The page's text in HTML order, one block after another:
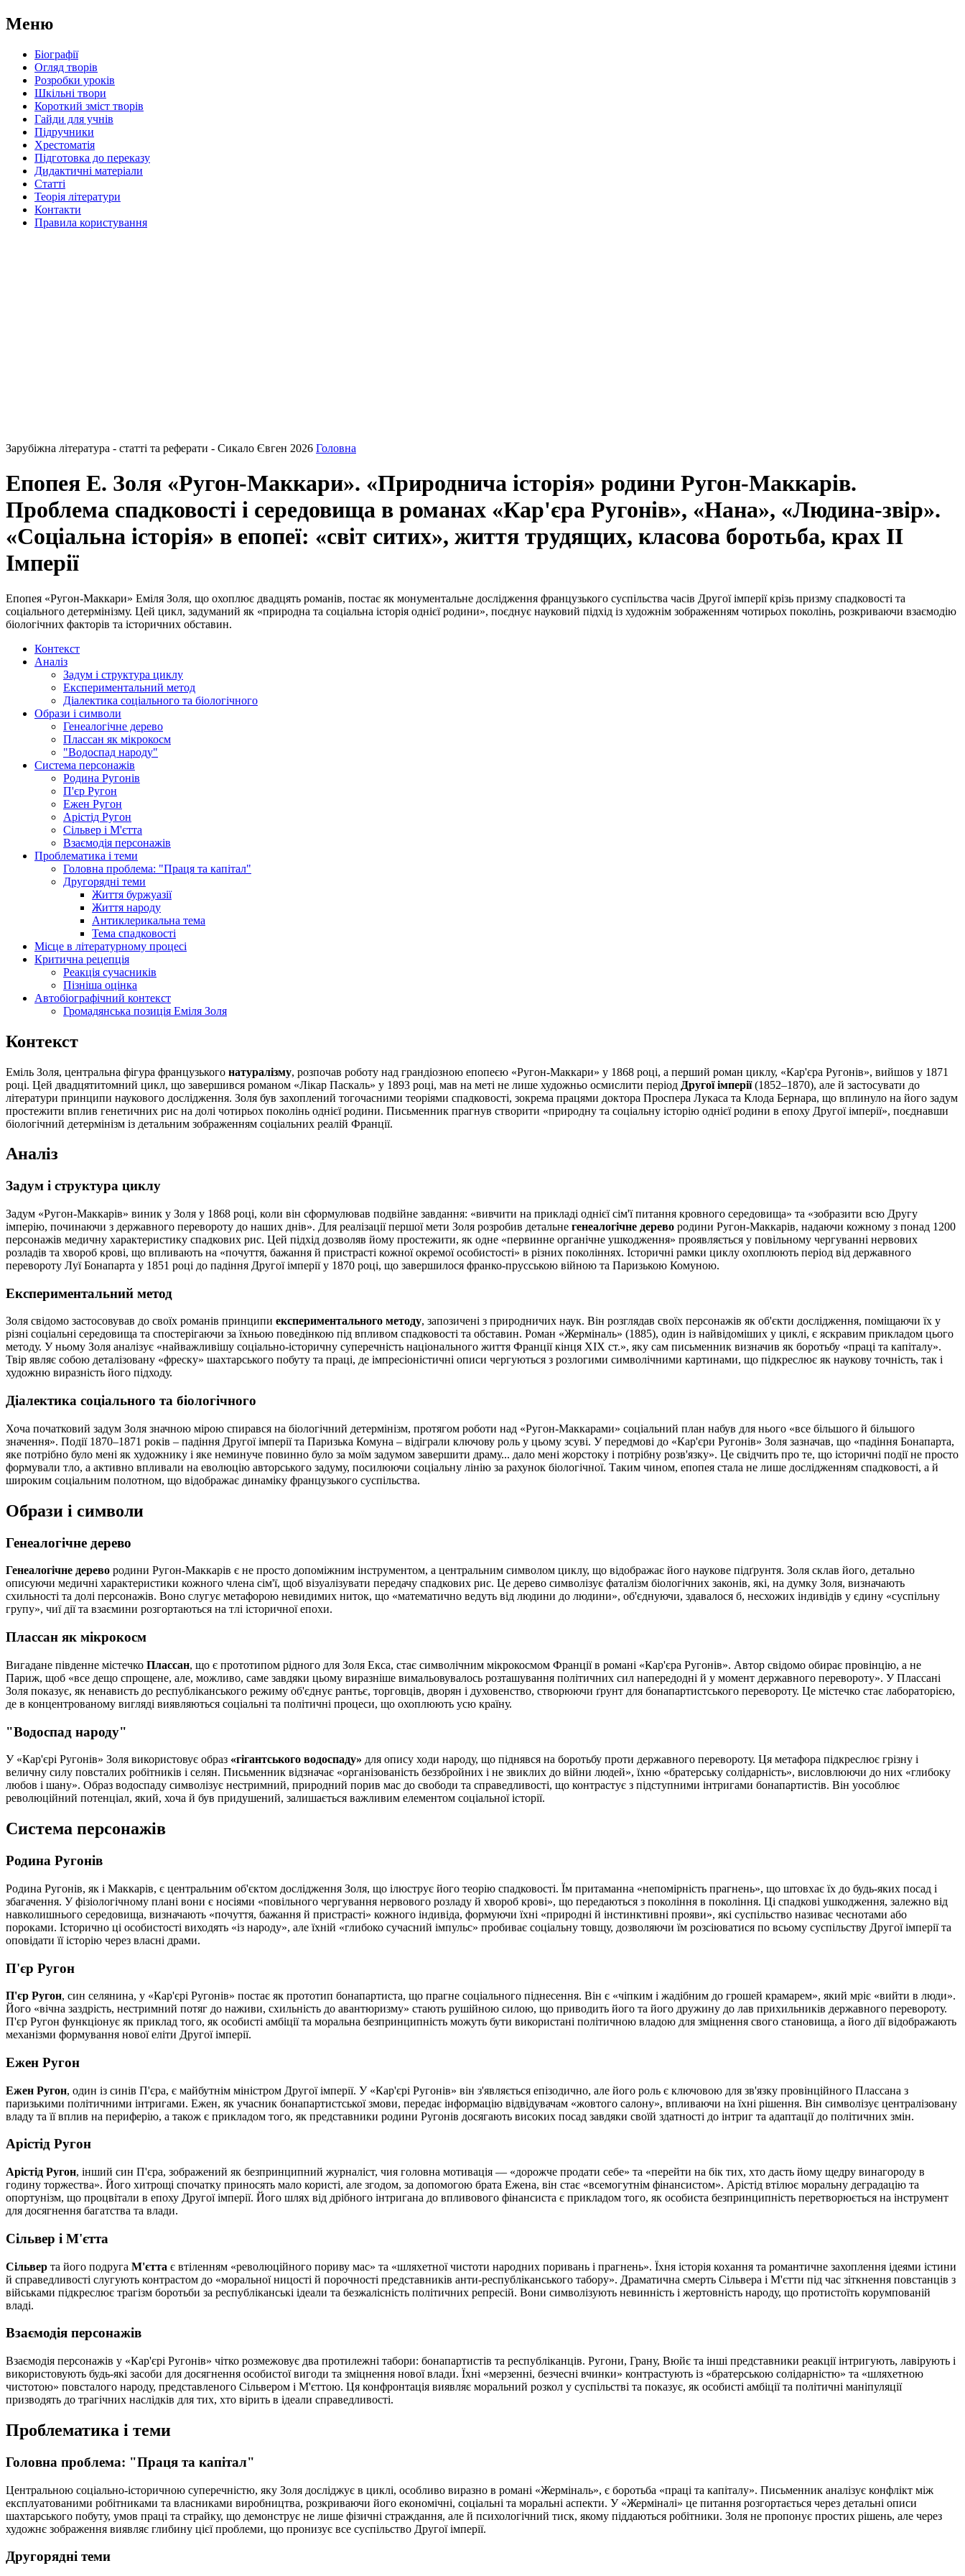
Меню
Біографії
Огляд творів
Розробки уроків
Шкільні твори
Короткий зміст творів
Гайди для учнів
Підручники
Хрестоматія
Підготовка до переказу
Дидактичні матеріали
Статті
Теорія літератури
Контакти
Правила користування
Зарубіжна література - статті та реферати - Сикало Євген 2026 Головна
Епопея Е. Золя «Ругон-Маккари». «Природнича історія» родини Ругон-Маккарів.
Проблема спадковості і середовища в романах «Кар'єра Ругонів», «Нана», «Людина-звір».
«Соціальна історія» в епопеї: «світ ситих», життя трудящих, класова боротьба, крах ІІ
Імперії
Епопея «Ругон-Маккари» Еміля Золя, що охоплює двадцять романів, постає як монументальне дослідження французького суспільства часів Другої імперії крізь призму спадковості та
соціального детермінізму. Цей цикл, задуманий як «природна та соціальна історія однієї родини», поєднує науковий підхід із художнім зображенням чотирьох поколінь, розкриваючи взаємодію
біологічних факторів та історичних обставин.
Контекст
Аналіз
Задум і структура циклу
Експериментальний метод
Діалектика соціального та біологічного
Образи і символи
Генеалогічне дерево
Плассан як мікрокосм
"Водоспад народу"
Система персонажів
Родина Ругонів
П'єр Ругон
Ежен Ругон
Арістід Ругон
Сільвер і М'єтта
Взаємодія персонажів
Проблематика і теми
Головна проблема: "Праця та капітал"
Другорядні теми
Життя буржуазії
Життя народу
Антиклерикальна тема
Тема спадковості
Місце в літературному процесі
Критична рецепція
Реакція сучасників
Пізніша оцінка
Автобіографічний контекст
Громадянська позиція Еміля Золя
Контекст
Еміль Золя, центральна фігура французького натуралізму, розпочав роботу над грандіозною епопеєю «Ругон-Маккари» у 1868 році, а перший роман циклу, «Кар'єра Ругонів», вийшов у 1871
році. Цей двадцятитомний цикл, що завершився романом «Лікар Паскаль» у 1893 році, мав на меті не лише художньо осмислити період Другої імперії(1852–1870), але й застосувати до
літератури принципи наукового дослідження. Золя був захоплений тогочасними теоріями спадковості, зокрема працями доктора Проспера Лукаса та Клода Бернара, що вплинуло на його задум
простежити вплив генетичних рис на долі чотирьох поколінь однієї родини. Письменник прагнув створити «природну та соціальну історію однієї родини в епоху Другої імперії», поєднавши
біологічний детермінізм із детальним зображенням соціальних реалій Франції.
Аналіз
Задум і структура циклу
Задум «Ругон-Маккарів» виник у Золя у 1868 році, коли він сформулював подвійне завдання: «вивчити на прикладі однієї сім'ї питання кровного середовища» та «зобразити всю Другу
імперію, починаючи з державного перевороту до наших днів». Для реалізації першої мети Золя розробив детальне генеалогічне дерево родини Ругон-Маккарів, надаючи кожному з понад 1200
персонажів медичну характеристику спадкових рис. Цей підхід дозволяв йому простежити, як одне «первинне органічне ушкодження» проявляється у повільному чергуванні нервових
розладів та хвороб крові, що впливають на «почуття, бажання й пристрасті кожної окремої особистості» в різних поколіннях. Історичні рамки циклу охоплюють період від державного
перевороту Луї Бонапарта у 1851 році до падіння Другої імперії у 1870 році, що завершилося франко-прусською війною та Паризькою Комуною.
Експериментальний метод
Золя свідомо застосовував до своїх романів принципи експериментального методу, запозичені з природничих наук. Він розглядав своїх персонажів як об'єкти дослідження, поміщаючи їх у
різні соціальні середовища та спостерігаючи за їхньою поведінкою під впливом спадковості та обставин. Роман «Жерміналь» (1885), один із найвідоміших у циклі, є яскравим прикладом цього
методу. У ньому Золя аналізує «найважливішу соціально-історичну суперечність національного життя Франції кінця XIX ст.», яку сам письменник визначив як боротьбу «праці та капіталу».
Твір являє собою деталізовану «фреску» шахтарського побуту та праці, де імпресіоністичні описи чергуються з розлогими символічними картинами, що підкреслює як наукову точність, так і
художню виразність його підходу.
Діалектика соціального та біологічного
Хоча початковий задум Золя значною мірою спирався на біологічний детермінізм, протягом роботи над «Ругон-Маккарами» соціальний план набув для нього «все більшого й більшого
значення». Події 1870–1871 років – падіння Другої імперії та Паризька Комуна – відіграли ключову роль у цьому зсуві. У передмові до «Кар'єри Ругонів» Золя зазначав, що «падіння Бонапарта,
яке потрібно було мені як художнику і яке неминуче повинно було за моїм задумом завершити драму... дало мені жорстоку і потрібну розв'язку». Це свідчить про те, що історичні події не просто
формували тло, а активно впливали на еволюцію авторського задуму, посилюючи соціальну лінію за рахунок біологічної. Таким чином, епопея стала не лише дослідженням спадковості, а й
широким соціальним полотном, що відображає динаміку французького суспільства.
Образи і символи
Генеалогічне дерево
Генеалогічне дерево родини Ругон-Маккарів є не просто допоміжним інструментом, а центральним символом циклу, що відображає його наукове підґрунтя. Золя склав його, детально
описуючи медичні характеристики кожного члена сім'ї, щоб візуалізувати передачу спадкових рис. Це дерево символізує фаталізм біологічних законів, які, на думку Золя, визначають
схильності та долі персонажів. Воно слугує метафорою невидимих ниток, що «математично ведуть від людини до людини», об'єднуючи, здавалося б, несхожих індивідів у єдину «суспільну
групу», чиї дії та взаємини розгортаються на тлі історичної епохи.
Плассан як мікрокосм
Вигадане південне містечко Плассан, що є прототипом рідного для Золя Екса, стає символічним мікрокосмом Франції в романі «Кар'єра Ругонів». Автор свідомо обирає провінцію, а не
Париж, щоб «все дещо спрощене, але, можливо, саме завдяки цьому виразніше вимальовувалось розташування політичних сил напередодні й у момент державного перевороту». У Плассані
Золя показує, як ненависть до республіканського режиму об'єднує рантьє, торговців, дворян і духовенство, створюючи ґрунт для бонапартистського перевороту. Це містечко стає лабораторією,
де в концентрованому вигляді виявляються соціальні та політичні процеси, що охоплюють усю країну.
"Водоспад народу"
У «Кар'єрі Ругонів» Золя використовує образ «гігантського водоспаду» для опису ходи народу, що піднявся на боротьбу проти державного перевороту. Ця метафора підкреслює грізну і
величну силу повсталих робітників і селян. Письменник відзначає «організованість беззбройних і не звиклих до війни людей», їхню «братерську солідарність», висловлюючи до них «глибоку
любов і шану». Образ водоспаду символізує нестримний, природний порив мас до свободи та справедливості, що контрастує з підступними інтригами бонапартистів. Він уособлює
революційний потенціал, який, хоча й був придушений, залишається важливим елементом соціальної історії.
Система персонажів
Родина Ругонів
Родина Ругонів, як і Маккарів, є центральним об'єктом дослідження Золя, що ілюструє його теорію спадковості. Їм притаманна «непомірність прагнень», що штовхає їх до будь-яких посад і
збагачення. У фізіологічному плані вони є носіями «повільного чергування нервового розладу й хвороб крові», що передаються з покоління в покоління. Ці спадкові ушкодження, залежно від
навколишнього середовища, визначають «почуття, бажання й пристрасті» кожного індивіда, формуючи їхні «природні й інстинктивні прояви», які суспільство називає чеснотами або
пороками. Історично ці особистості виходять «із народу», але їхній «глибоко сучасний імпульс» пробиває соціальну товщу, дозволяючи їм розсіюватися по всьому суспільству Другої імперії та
оповідати її історію через власні драми.
П'єр Ругон
П'єр Ругон, син селянина, у «Кар'єрі Ругонів» постає як прототип бонапартиста, що прагне соціального піднесення. Він є «чіпким і жадібним до грошей крамарем», який мріє «вийти в люди».
Його «вічна заздрість, нестримний потяг до наживи, схильність до авантюризму» стають рушійною силою, що приводить його та його дружину до лав прихильників державного перевороту.
П'єр Ругон функціонує як приклад того, як особисті амбіції та моральна безпринципність можуть бути використані політичною владою для зміцнення свого становища, а його дії відображають
механізми формування нової еліти Другої імперії.
Ежен Ругон
Ежен Ругон, один із синів П'єра, є майбутнім міністром Другої імперії. У «Кар'єрі Ругонів» він з'являється епізодично, але його роль є ключовою для зв'язку провінційного Плассана з
паризькими політичними інтригами. Ежен, як учасник бонапартистської змови, передає інформацію відвідувачам «жовтого салону», впливаючи на їхні рішення. Він символізує централізовану
владу та її вплив на периферію, а також є прикладом того, як представники родини Ругонів досягають високих посад завдяки своїй здатності до інтриг та адаптації до політичних змін.
Арістід Ругон
Арістід Ругон, інший син П'єра, зображений як безпринципний журналіст, чия головна мотивація — «дорожче продати себе» та «перейти на бік тих, хто дасть йому щедру винагороду в
годину торжества». Його хитрощі спочатку приносять мало користі, але згодом, за допомогою брата Ежена, він стає «всемогутнім фінансистом». Арістід втілює моральну деградацію та
опортунізм, що процвітали в епоху Другої імперії. Його шлях від дрібного інтригана до впливового фінансиста є прикладом того, як особиста безпринципність перетворюється на інструмент
для досягнення багатства та влади.
Сільвер і М'єтта
Сільвер та його подруга М'єтта є втіленням «революційного пориву мас» та «шляхетної чистоти народних поривань і прагнень». Їхня історія кохання та романтичне захоплення ідеями істини
й справедливості слугують контрастом до «моральної ницості й порочності представників анти-республіканського табору». Драматична смерть Сільвера і М'єтти під час зіткнення повстанців з
військами підкреслює трагізм боротьби за республіканські ідеали та безжалісність політичних репресій. Вони символізують невинність і жертовність народу, що протистоїть корумпованій
владі.
Взаємодія персонажів
Взаємодія персонажів у «Кар'єрі Ругонів» чітко розмежовує два протилежні табори: бонапартистів та республіканців. Ругони, Грану, Вюйє та інші представники реакції інтригують, лавірують і
використовують будь-які засоби для досягнення особистої вигоди та зміцнення нової влади. Їхні «мерзенні, безчесні вчинки» контрастують із «братерською солідарністю» та «шляхетною
чистотою» повсталого народу, представленого Сільвером і М'єттою. Ця конфронтація виявляє моральний розкол у суспільстві та показує, як особисті амбіції та політичні маніпуляції
призводять до трагічних наслідків для тих, хто вірить в ідеали справедливості.
Проблематика і теми
Головна проблема: "Праця та капітал"
Центральною соціально-історичною суперечністю, яку Золя досліджує в циклі, особливо виразно в романі «Жерміналь», є боротьба «праці та капіталу». Письменник аналізує конфлікт між
експлуатованими робітниками та власниками виробництва, розкриваючи його економічні, соціальні та моральні аспекти. У «Жерміналі» це питання розгортається через детальні описи
шахтарського побуту, умов праці та страйку, що демонструє не лише фізичні страждання, але й психологічний тиск, якому піддаються робітники. Золя не пропонує простих рішень, але через
художнє зображення виявляє глибину цієї проблеми, що пронизує все суспільство Другої імперії.
Другорядні теми